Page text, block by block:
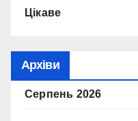
Цікаве
Архіви
Серпень 2026